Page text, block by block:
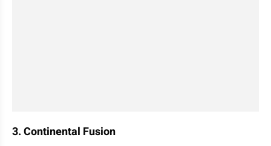
3. Continental Fusion